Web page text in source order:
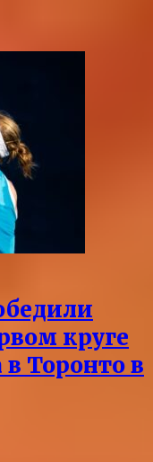
круге
Торонто в